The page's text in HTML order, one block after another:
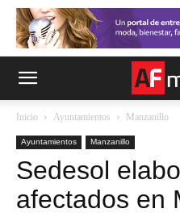
Inicio Ayuntamientos Manzanillo
Ayuntamientos Manzanillo
Sedesol
afectados en